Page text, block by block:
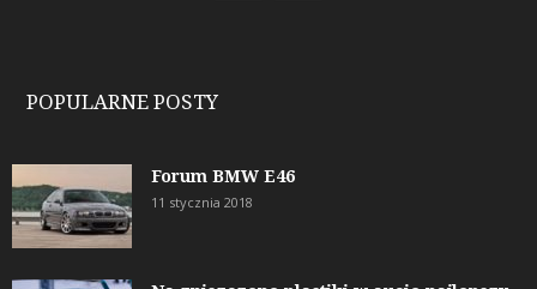
POPULARNE POSTY
Forum BMW E46
11 stycznia 2018